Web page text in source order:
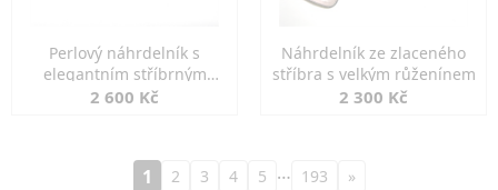
Perlový náhrdelník s
elegantním stříbrným
zapínáním
2 600 Kč
Náhrdelník ze zlaceného
stříbra s velkým růženínem
2 300 Kč
1 2 3 4 5 … 193 »